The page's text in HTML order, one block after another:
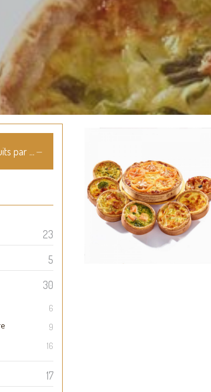
Quiches 4/5
personnes
Traiteur
par ...
23
5
30
6
9
16
17